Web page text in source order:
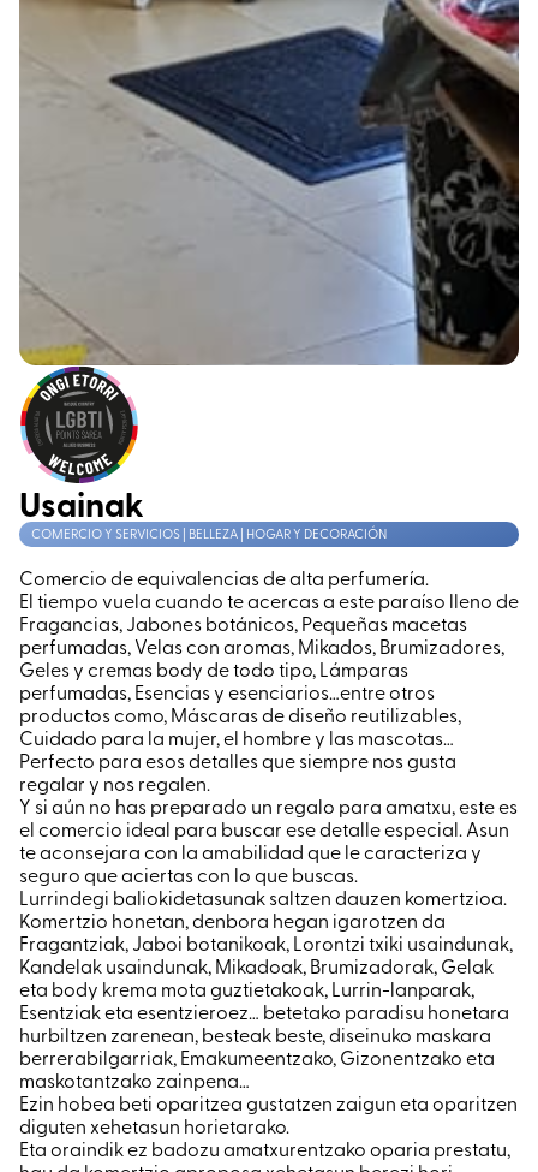
Usainak
COMERCIO Y SERVICIOS | BELLEZA | HOGAR Y DECORACIÓN
Comercio de equivalencias de alta perfumería.
El tiempo vuela cuando te acercas a este paraíso lleno de
Fragancias, Jabones botánicos, Pequeñas macetas
perfumadas, Velas con aromas, Mikados, Brumizadores,
Geles y cremas body de todo tipo, Lámparas
perfumadas, Esencias y esenciarios…entre otros
productos como, Máscaras de diseño reutilizables,
Cuidado para la mujer, el hombre y las mascotas…
Perfecto para esos detalles que siempre nos gusta
regalar y nos regalen.
Y si aún no has preparado un regalo para amatxu, este es
el comercio ideal para buscar ese detalle especial. Asun
te aconsejara con la amabilidad que le caracteriza y
seguro que aciertas con lo que buscas.
Lurrindegi baliokidetasunak saltzen dauzen komertzioa.
Komertzio honetan, denbora hegan igarotzen da
Fragantziak, Jaboi botanikoak, Lorontzi txiki usaindunak,
Kandelak usaindunak, Mikadoak, Brumizadorak, Gelak
eta body krema mota guztietakoak, Lurrin-lanparak,
Esentziak eta esentzieroez… betetako paradisu honetara
hurbiltzen zarenean, besteak beste, diseinuko maskara
berrerabilgarriak, Emakumeentzako, Gizonentzako eta
maskotantzako zainpena…
Ezin hobea beti oparitzea gustatzen zaigun eta oparitzen
diguten xehetasun horietarako.
Eta oraindik ez badozu amatxurentzako oparia prestatu,